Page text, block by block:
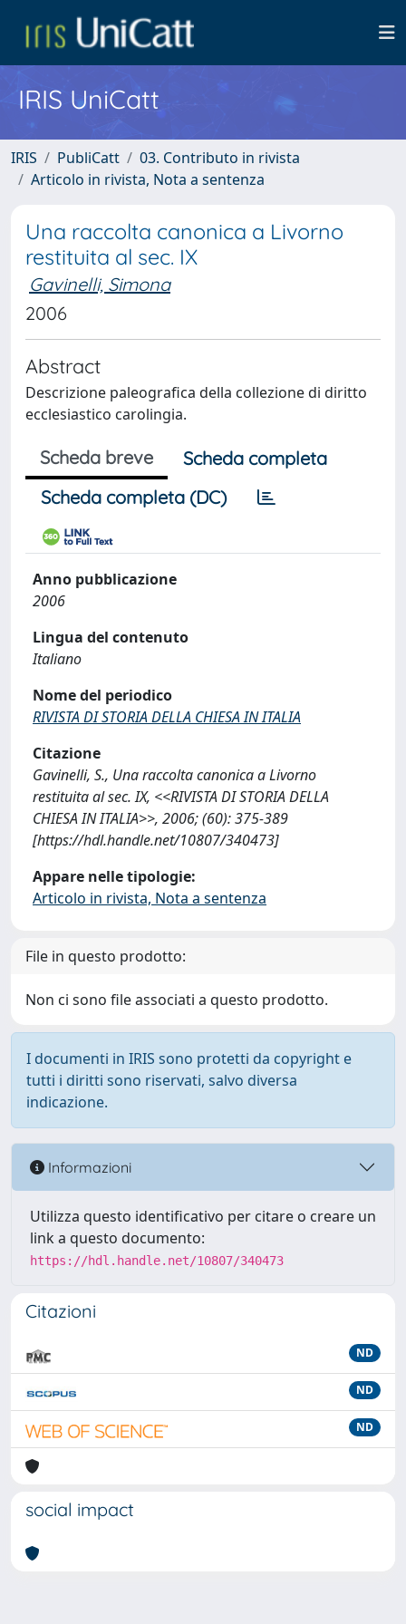
IRIS UniCatt
IRIS PubliCatt
03. Contributo in rivista
Articolo in rivista, Nota a sentenza
Una raccolta canonica a Livorno
restituita al sec. IX
Gavinelli, Simona
2006
Abstract
Descrizione paleografica della collezione di diritto
ecclesiastico carolingia.
Scheda breve
Scheda completa
Scheda completa (DC)
Anno pubblicazione
2006
Lingua del contenuto
Italiano
Nome del periodico
RIVISTA DI STORIA DELLA CHIESA IN ITALIA
Citazione
Gavinelli, S., Una raccolta canonica a Livorno
restituita al sec. IX, <<RIVISTA DI STORIA DELLA
CHIESA IN ITALIA>>, 2006; (60): 375-389
[https://hdl.handle.net/10807/340473]
Appare nelle tipologie:
Articolo in rivista, Nota a sentenza
File in questo prodotto:
Non ci sono file associati a questo prodotto.
I documenti in IRIS sono protetti da copyright e
tutti i diritti sono riservati, salvo diversa
indicazione.
Informazioni
Utilizza questo identificativo per citare o creare un
link a questo documento:
https://hdl.handle.net/10807/340473
Citazioni
ND
ND
ND
social impact